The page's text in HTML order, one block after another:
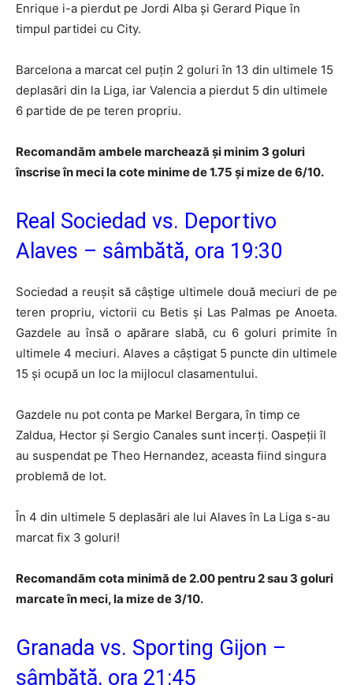
Enrique i-a pierdut pe Jordi Alba şi Gerard Pique în
timpul partidei cu City.
Barcelona a marcat cel puţin 2 goluri în 13 din ultimele 15
deplasări din la Liga, iar Valencia a pierdut 5 din ultimele
6 partide de pe teren propriu.
Recomandăm ambele marchează și minim 3 goluri
înscrise în meci la cote minime de 1.75 și mize de 6/10.
Real Sociedad vs. Deportivo
Alaves – sâmbătă, ora 19:30
Sociedad a reuşit să câştige ultimele două meciuri de pe
teren propriu, victorii cu Betis şi Las Palmas pe Anoeta.
Gazdele au însă o apărare slabă, cu 6 goluri primite în
ultimele 4 meciuri. Alaves a câştigat 5 puncte din ultimele
15 şi ocupă un loc la mijlocul clasamentului.
Gazdele nu pot conta pe Markel Bergara, în timp ce
Zaldua, Hector şi Sergio Canales sunt incerţi. Oaspeţii îl
au suspendat pe Theo Hernandez, aceasta fiind singura
problemă de lot.
În 4 din ultimele 5 deplasări ale lui Alaves în La Liga s-au
marcat fix 3 goluri!
Recomandăm cota minimă de 2.00 pentru 2 sau 3 goluri
marcate în meci, la mize de 3/10.
Granada vs. Sporting Gijon –
sâmbătă, ora 21:45